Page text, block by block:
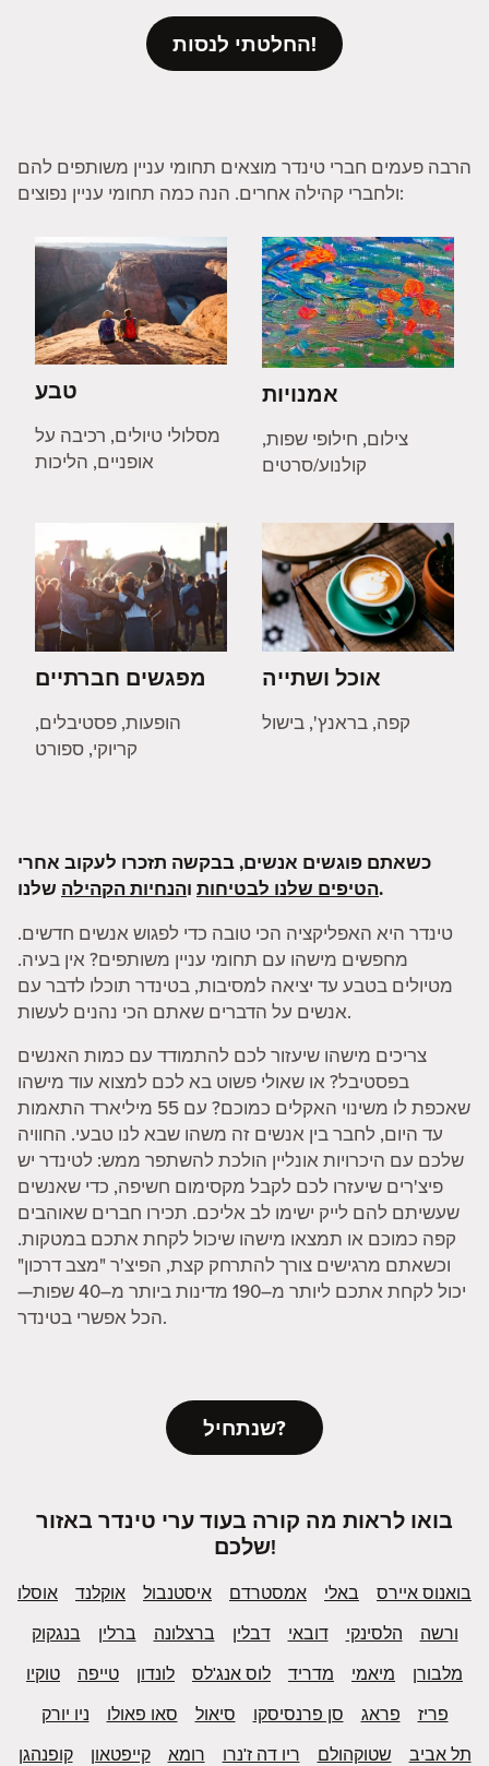
החלטתי לנסות!
הרבה פעמים חברי טינדר מוצאים תחומי עניין משותפים להם
ולחברי קהילה אחרים. הנה כמה תחומי עניין נפוצים:
טבע
מסלולי טיולים, רכיבה על
אופניים, הליכות
אמנויות
צילום, חילופי שפות,
קולנוע/סרטים
מפגשים חברתיים
הופעות, פסטיבלים,
קריוקי, ספורט
אוכל ושתייה
קפה, בראנץ', בישול
כשאתם פוגשים אנשים, בבקשה תזכרו לעקוב אחרי
הטיפים שלנו לבטיחות והנחיות הקהילה שלנו.
טינדר היא האפליקציה הכי טובה כדי לפגוש אנשים חדשים.
מחפשים מישהו עם תחומי עניין משותפים? אין בעיה.
מטיולים בטבע עד יציאה למסיבות, בטינדר תוכלו לדבר עם
אנשים על הדברים שאתם הכי נהנים לעשות.
צריכים מישהו שיעזור לכם להתמודד עם כמות האנשים
בפסטיבל? או שאולי פשוט בא לכם למצוא עוד מישהו
שאכפת לו משינוי האקלים כמוכם? עם 55 מיליארד התאמות
עד היום, לחבר בין אנשים זה משהו שבא לנו טבעי. החוויה
שלכם עם היכרויות אונליין הולכת להשתפר ממש: לטינדר יש
פיצ'רים שיעזרו לכם לקבל מקסימום חשיפה, כדי שאנשים
שעשיתם להם לייק ישימו לב אליכם. תכירו חברים שאוהבים
קפה כמוכם או תמצאו מישהו שיכול לקחת אתכם במטקות.
וכשאתם מרגישים צורך להתרחק קצת, הפיצ'ר "מצב דרכון"
יכול לקחת אתכם ליותר מ–190 מדינות ביותר מ–40 שפות—
הכל אפשרי בטינדר.
שנתחיל?
בואו לראות מה קורה בעוד ערי טינדר באזור
שלכם!
אוסלו אוקלנד איסטנבול אמסטרדם באלי
בואנוס איירס
בנגקוק
ברלין ברצלונה דבלין דובאי הלסינקי
ורשה
טוקיו
טייפה לונדון לוס אנג'לס מדריד מיאמי
מלבורן
ניו יורק
סאו פאולו סיאול סן פרנסיסקו פראג
פריז
קופנהגן
קייפטאון רומא ריו דה ז'נרו שטוקהולם תל אביב